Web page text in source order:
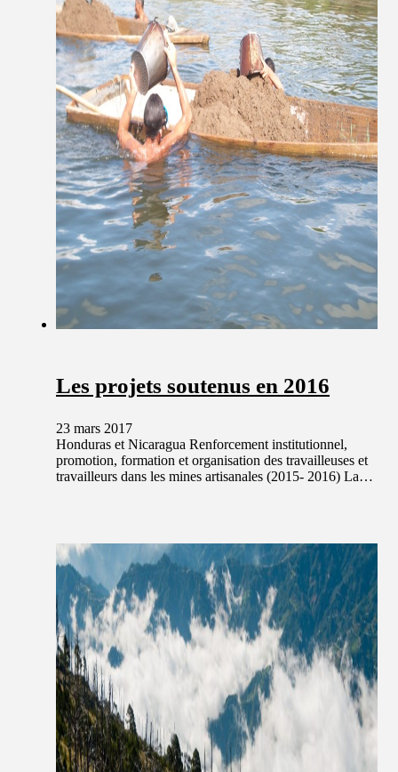
Les projets soutenus en 2016
23 mars 2017
Honduras et Nicaragua Renforcement institutionnel,
promotion, formation et organisation des travailleuses et
travailleurs dans les mines artisanales (2015- 2016) La…